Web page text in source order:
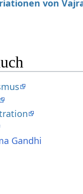
von
Gandhi